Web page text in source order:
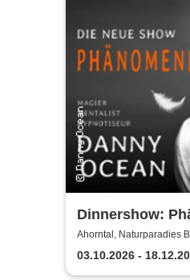
Dinnershow:
Danny Ocean
Ahorntal, Naturparadies
03.10.2026 -